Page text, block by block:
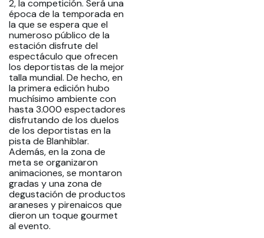
2, la competición. Será una
época de la temporada en
la que se espera que el
numeroso público de la
estación disfrute del
espectáculo que ofrecen
los deportistas de la mejor
talla mundial. De hecho, en
la primera edición hubo
muchísimo ambiente con
hasta 3.000 espectadores
disfrutando de los duelos
de los deportistas en la
pista de Blanhiblar.
Además, en la zona de
meta se organizaron
animaciones, se montaron
gradas y una zona de
degustación de productos
araneses y pirenaicos que
dieron un toque gourmet
al evento.